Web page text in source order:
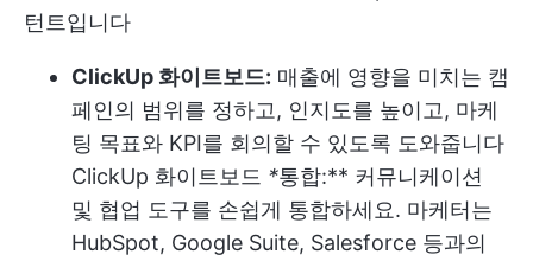
턴트입니다
ClickUp 화이트보드: 매출에 영향을 미치는 캠
페인의 범위를 정하고, 인지도를 높이고, 마케
팅 목표와 KPI를 회의할 수 있도록 도와줍니다
ClickUp 화이트보드 *통합:** 커뮤니케이션
및 협업 도구를 손쉽게 통합하세요. 마케터는
HubSpot, Google Suite, Salesforce 등과의